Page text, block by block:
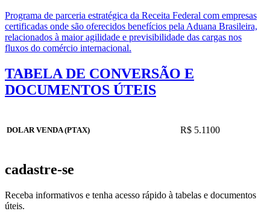
Programa de parceria estratégica da Receita Federal com empresas
certificadas onde são oferecidos benefícios pela Aduana Brasileira,
relacionados à maior agilidade e previsibilidade das cargas nos
fluxos do comércio internacional.
TABELA DE CONVERSÃO E
DOCUMENTOS ÚTEIS
DOLAR VENDA (PTAX) R$ 5.1100
cadastre-se
Receba informativos e tenha acesso rápido à tabelas e documentos
úteis.